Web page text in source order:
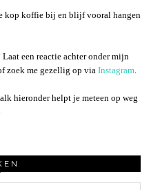
kop koffie bij en blijf vooral hangen
een reactie achter onder mijn
zoek me gezellig op via Instagram
hieronder helpt je meteen op weg